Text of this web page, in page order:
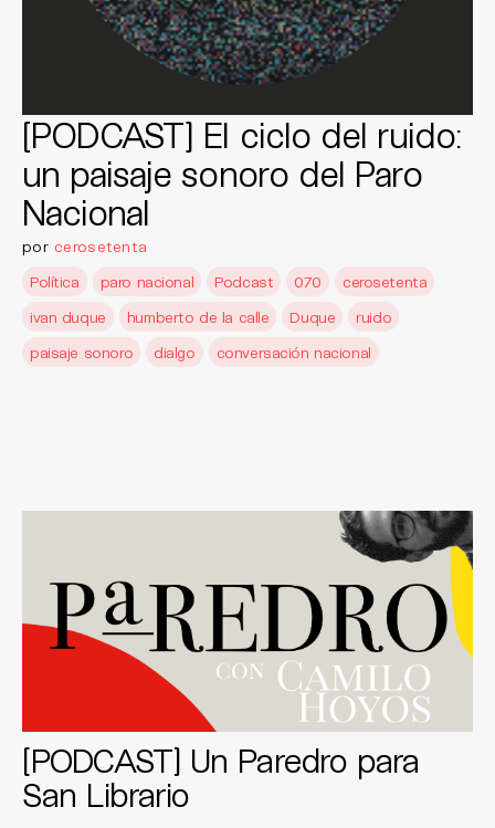
[PODCAST] El ciclo del ruido:
un paisaje sonoro del Paro
Nacional
por cerosetenta
Política
paro nacional Podcast 070
cerosetenta
ivan duque
humberto de la calle Duque
ruido
paisaje sonoro
dialgo conversación nacional
[PODCAST] Un Paredro para
San Librario